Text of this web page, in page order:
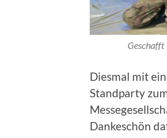
Geschafft
Diesmal mit
Standparty
Dankeschön